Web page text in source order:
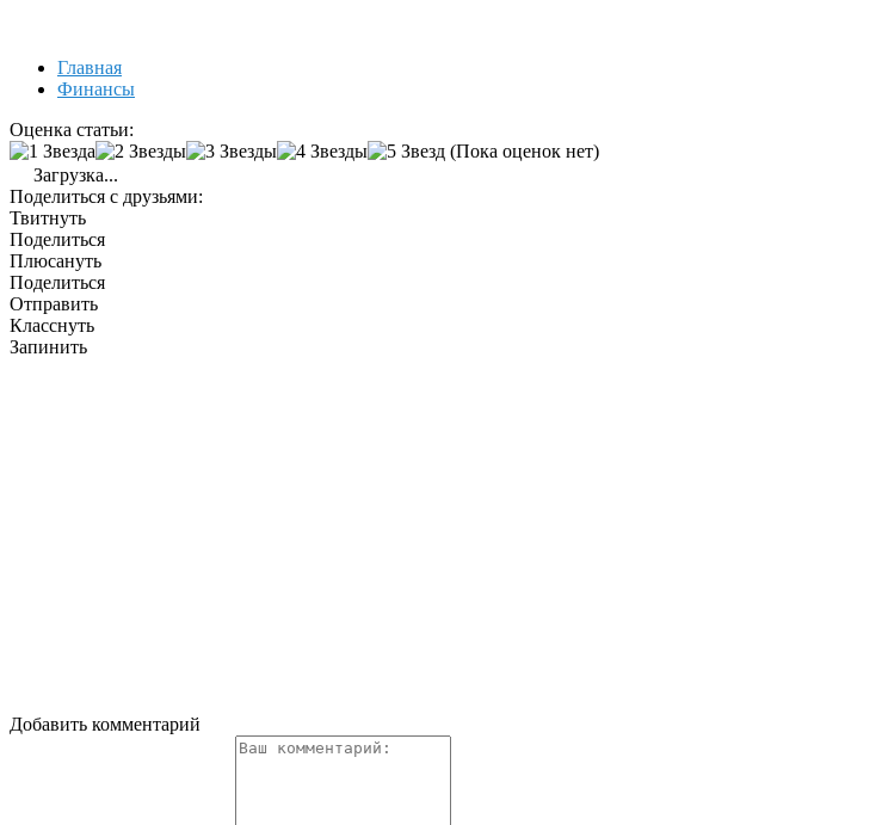
Главная
Финансы
Оценка статьи:
(Пока оценок нет)
Загрузка...
Поделиться с друзьями:
Твитнуть
Поделиться
Плюсануть
Поделиться
Отправить
Класснуть
Запинить
Добавить комментарий